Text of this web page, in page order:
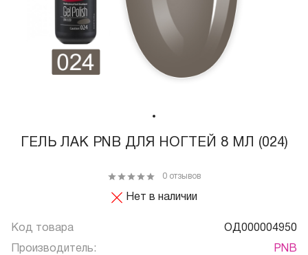
ГЕЛЬ ЛАК PNB ДЛЯ НОГТЕЙ 8 МЛ (024)
Нет в наличии
0 отзывов
Код товара ОД000004950
Производитель: PNB